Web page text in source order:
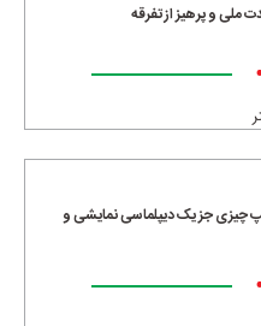
ملی و پرهیز از تفرقه
چیزی جز یک دیپلماسی نمایشی و